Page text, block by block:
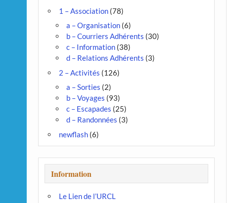
1 – Association(78)
a – Organisation(6)
b – Courriers Adhérents (30)
c – Information(38)
d – Relations Adhérents (3)
2 – Activités (126)
a – Sorties (2)
b – Voyages (93)
c – Escapades (25)
d – Randonnées (3)
newflash(6)
Information
Le Lien de l’URCL